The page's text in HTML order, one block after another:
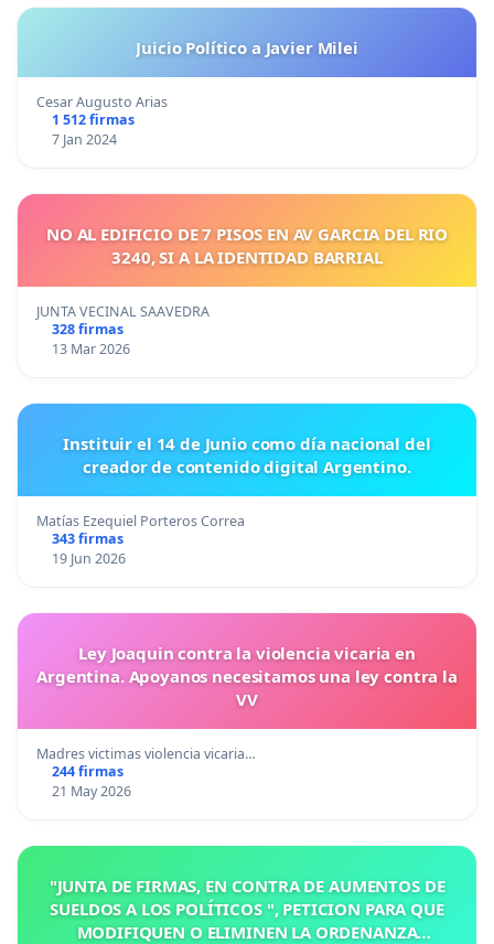
Juicio Político a Javier Milei
Cesar Augusto Arias
1 512 firmas
7 Jan 2024
NO AL EDIFICIO DE 7 PISOS EN AV GARCIA DEL RIO
3240, SI A LA IDENTIDAD BARRIAL
JUNTA VECINAL SAAVEDRA
328 firmas
13 Mar 2026
Instituir el 14 de Junio como día nacional del
creador de contenido digital Argentino.
Matías Ezequiel Porteros Correa
343 firmas
19 Jun 2026
Ley Joaquin contra la violencia vicaria en
Argentina. Apoyanos necesitamos una ley contra la
VV
Madres victimas violencia vicaria…
244 firmas
21 May 2026
"JUNTA DE FIRMAS, EN CONTRA DE AUMENTOS DE
SUELDOS A LOS POLÍTICOS ", PETICION PARA QUE
MODIFIQUEN O ELIMINEN LA ORDENANZA